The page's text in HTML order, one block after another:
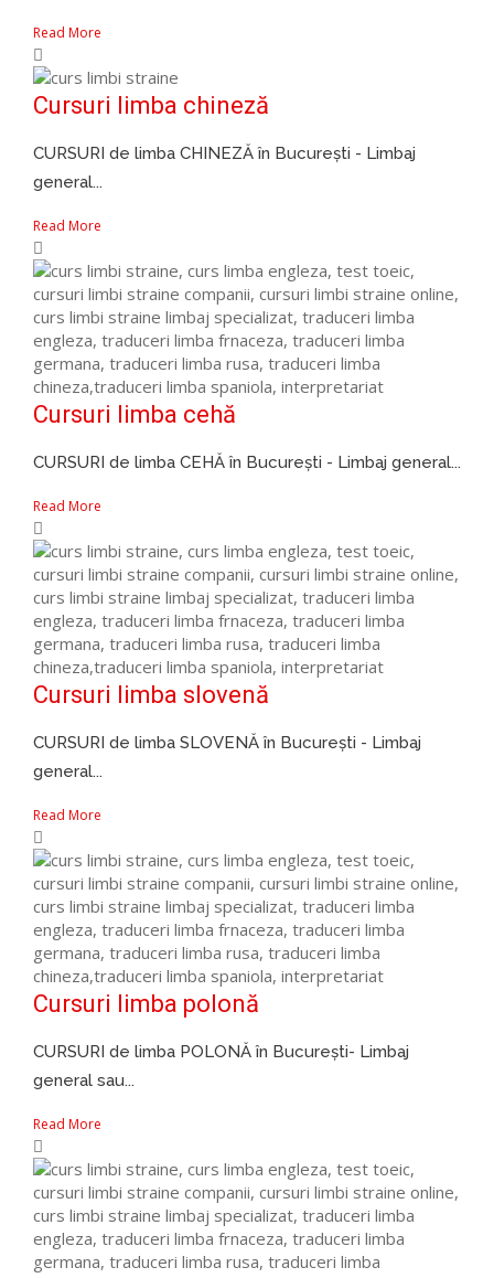
Read More
Cursuri limba chineză
CURSURI de limba CHINEZĂ în București - Limbaj
general...
Read More
Cursuri limba cehă
CURSURI de limba CEHĂ în București - Limbaj general...
Read More
Cursuri limba slovenă
CURSURI de limba SLOVENĂ în București - Limbaj
general...
Read More
Cursuri limba polonă
CURSURI de limba POLONĂ în București- Limbaj
general sau...
Read More